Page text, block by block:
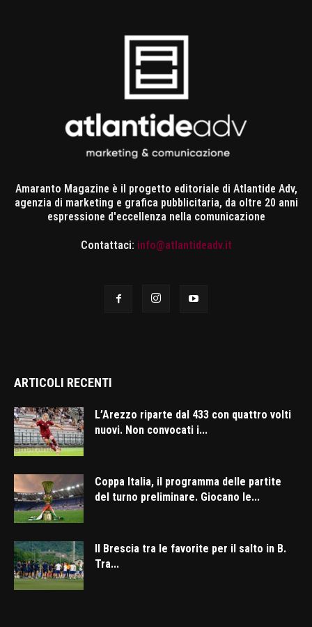
Amaranto Magazine è il progetto editoriale di Atlantide Adv,
agenzia di marketing e grafica pubblicitaria, da oltre 20 anni
espressione d'eccellenza nella comunicazione
Contattaci: info@atlantideadv.it
ARTICOLI RECENTI
L’Arezzo riparte dal 433 con quattro volti
nuovi. Non convocati i...
Coppa Italia, il programma delle partite
del turno preliminare. Giocano le...
Il Brescia tra le favorite per il salto in B.
Tra...